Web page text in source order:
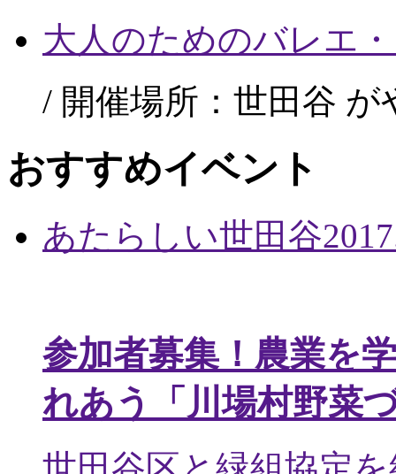
大人のためのバレエ
/ 開催場所：世田谷
おすすめイベント
あたらしい世田谷
参加者募集！農業を
れあう「川場村野菜